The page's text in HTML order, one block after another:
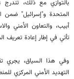
بالتوازي مع ذلك، تندرج
المتحدة و"إسرائيل" ضمن
أبيب، والتعاون الأمني
تأتي في إطار إعادة تعريف
وفي هذا السياق، يجري
التهديد الأمني المركزي